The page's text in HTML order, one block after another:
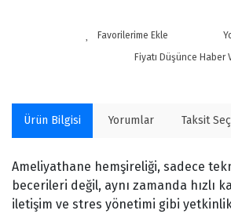
Fiyatı Düşünce Haber
Ürün Bilgisi Yorumlar Taksit
Ameliyathane hemşireliği, sadece
becerileri değil, aynı zamanda hızlı
iletişim ve stres yönetimi gibi